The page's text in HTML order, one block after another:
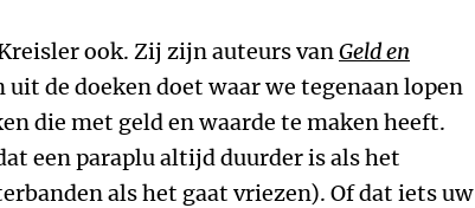
ook. Zij zijn auteurs vanGeld en
de doeken doet waar we tegenaan lopen
die met geld en waarde te maken heeft.
een paraplu altijd duurder is als het
als het gaat vriezen). Of dat iets uw